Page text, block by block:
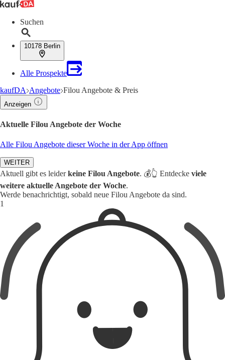
Suchen
10178 Berlin
Alle Prospekte
kaufDA Angebote Filou Angebote & Preis
Anzeigen
Aktuelle Filou Angebote der Woche
Alle Filou Angebote dieser Woche in der App öffnen
WEITER
Aktuell gibt es leiderkeine Filou Angebote. 💰👆 Entdecke viele
weitere aktuelle Angebote der Woche.
Werde benachrichtigt, sobald neue Filou Angebote da sind.